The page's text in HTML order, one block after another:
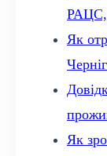
РАЦС,
Як
Як